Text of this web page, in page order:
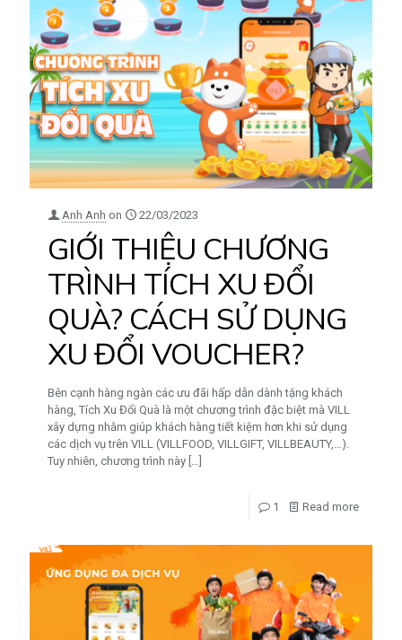
Anh Anh on 22/03/2023
GIỚI THIỆU CHƯƠNG
TRÌNH TÍCH XU ĐỔI
QUÀ? CÁCH SỬ DỤNG
XU ĐỔI VOUCHER?
Bên cạnh hàng ngàn các ưu đãi hấp dẫn dành tặng khách
hàng, Tích Xu Đổi Quà là một chương trình đặc biệt mà VILL
xây dựng nhằm giúp khách hàng tiết kiệm hơn khi sử dụng
các dịch vụ trên VILL (VILLFOOD, VILLGIFT, VILLBEAUTY,…).
Tuy nhiên, chương trình này
1 Read more